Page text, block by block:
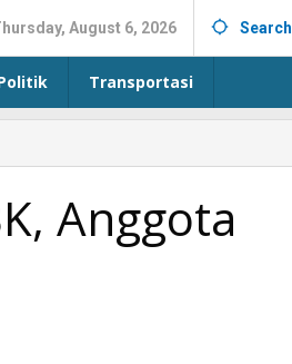
August 6, 2026 Search
Transportasi
Anggota